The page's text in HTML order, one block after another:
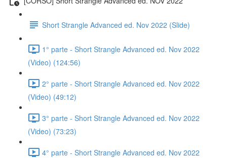
Short Strangle Advanced ed. Nov 2022 (Slide)
1° parte - Short Strangle Advanced ed. Nov 2022
(Video) (124:56)
2° parte - Short Strangle Advanced ed. Nov 2022
(Video) (49:12)
3° parte - Short Strangle Advanced ed. Nov 2022
(Video) (73:23)
4° parte - Short Strangle Advanced ed. Nov 2022